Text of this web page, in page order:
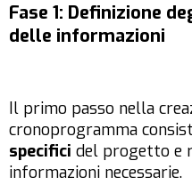
Fase 1: Definizione
delle informazioni
Il primo passo nella
cronoprogramma
specifici del progetto e
informazioni necessarie.